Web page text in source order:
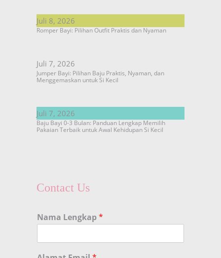
Juli 8, 2026
Romper Bayi: Pilihan Outfit Praktis dan Nyaman
Juli 7, 2026
Jumper Bayi: Pilihan Baju Praktis, Nyaman, dan
Menggemaskan untuk Si Kecil
Juli 7, 2026
Baju Bayi 0-3 Bulan: Panduan Lengkap Memilih
Pakaian Terbaik untuk Awal Kehidupan Si Kecil
Contact Us
Nama Lengkap*